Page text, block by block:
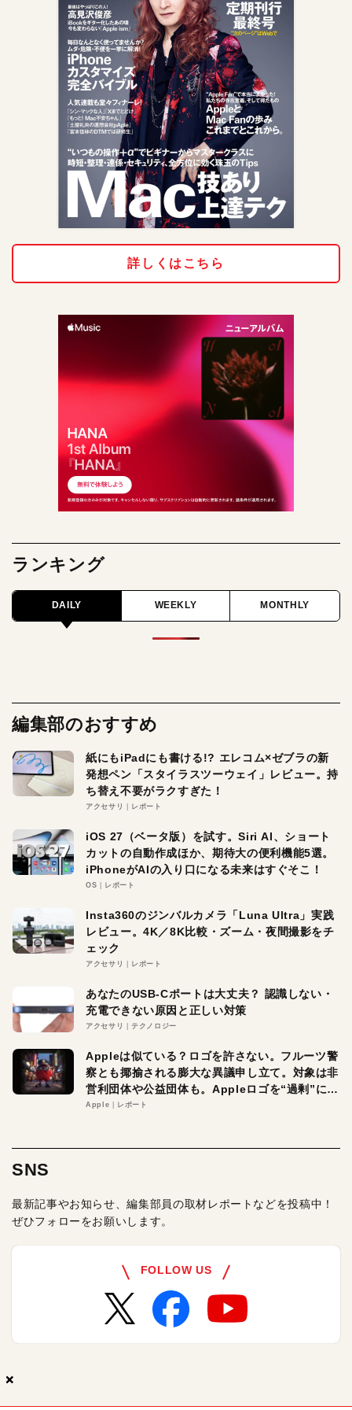
×
×
×
詳しくはこちら
ランキング
DAILY WEEKLY MONTHLY
編集部のおすすめ
紙にもiPadにも書ける!? エレコム×ゼブラの新
発想ペン「スタイラスツーウェイ」レビュー。持
ち替え不要がラクすぎた！
アクセサリ レポート
iOS 27（ベータ版）を試す。Siri AI、ショート
カットの自動作成ほか、期待大の便利機能5選。
iPhoneがAIの入り口になる未来はすぐそこ！
OS レポート
Insta360のジンバルカメラ「Luna Ultra」実践
レビュー。4K／8K比較・ズーム・夜間撮影をチ
ェック
アクセサリ レポート
あなたのUSB-Cポートは大丈夫？ 認識しない・
充電できない原因と正しい対策
アクセサリ テクノロジー
Appleは似ている？ロゴを許さない。フルーツ警
察とも揶揄される膨大な異議申し立て。対象は非
営利団体や公益団体も。Appleロゴを“過剰”に守
る理由とは
Apple レポート
SNS
最新記事やお知らせ、編集部員の取材レポートなどを投稿中！
ぜひフォローをお願いします。
FOLLOW US